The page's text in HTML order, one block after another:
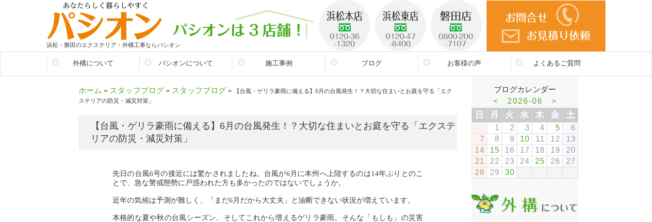
浜松・磐田のエクステリア・外構工事ならパシオン
外構について
生活を便利に
まずはここから考えよう
外構アイディア集
大切なお金のこと
パシオンについて
スタッフ紹介
施工事例 ブログ お客様の声 よくあるご質問
ホーム » スタッフブログ » スタッフブログ »
【台風・ゲリラ豪雨に備える】6月の台風発生！？大切な住まいとお庭を守る「エク
ステリアの防災・減災対策」
【台風・ゲリラ豪雨に備える】6月の台風発生！？大切な住まいとお庭を守る「エクステ
リアの防災・減災対策」
先日の台風6号の接近には驚かされましたね。台風が6月に本州へ上陸するのは14年ぶりとのこ
とで、急な警戒態勢に戸惑われた方も多かったのではないでしょうか。
近年の気候は予測が難しく、「まだ6月だから大丈夫」と油断できない状況が増えています。
本格的な夏や秋の台風シーズン、そしてこれから増えるゲリラ豪雨。そんな「もしも」の災害
ブログカレンダー
<
2026-06 >
日 月 火 水 木 金 土
1 2 3 4 5
6
7
8 9 10 11 12
13
14
15 16 17 18 19
20
21
22 23 24 25 26
27
28
29 30